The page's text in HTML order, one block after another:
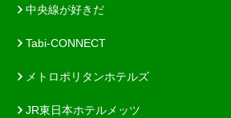
中央線が好きだ
Tabi-CONNECT
メトロポリタンホテルズ
JR東日本ホテルメッツ